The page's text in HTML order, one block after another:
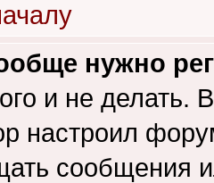
нужно
и не делать.
настроил
сообщения